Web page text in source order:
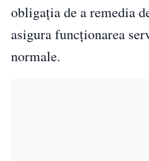
obligația de a remedia
asigura funcționarea
normale.